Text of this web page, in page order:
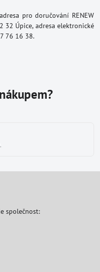
pro doručování RENEW
32 Úpice, adresa elektronické
76 16 38.
společnost: